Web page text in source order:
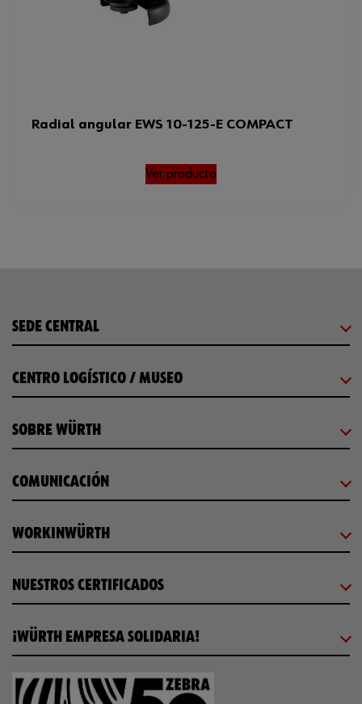
Radial angular EWS 10-125-E COMPACT
Ver producto
SEDE CENTRAL
CENTRO LOGÍSTICO / MUSEO
SOBRE WÜRTH
COMUNICACIÓN
WORKINWÜRTH
NUESTROS CERTIFICADOS
¡WÜRTH EMPRESA SOLIDARIA!